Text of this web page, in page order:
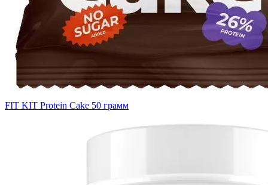
FIT KIT Protein Cake 50 грамм